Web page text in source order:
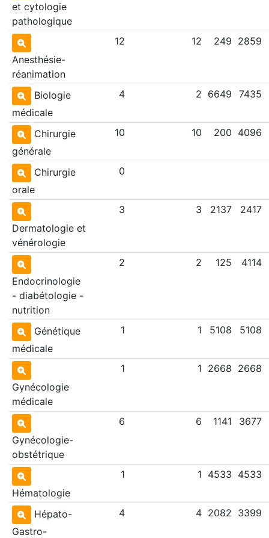
et cytologie
pathologique
Anesthésie-
réanimation
12 12 249 2859
Biologie
médicale
4 2 6649 7435
Chirurgie
générale
10 10 200 4096
Chirurgie
orale
0
Dermatologie et
vénérologie
3 3 2137 2417
Endocrinologie
- diabétologie -
nutrition
2 2 125 4114
Génétique
médicale
1 1 5108 5108
Gynécologie
médicale
1 1 2668 2668
Gynécologie-
obstétrique
6 6 1141 3677
Hématologie
1 1 4533 4533
Hépato-
Gastro-
4 4 2082 3399